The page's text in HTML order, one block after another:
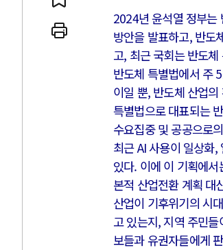
2024년 윤석열 정부는
방안을 발표하고, 반도
고, 최근 국회는 반도
반도체 특별법에서 주
이일 뿐, 반도체 산업
특별법으로 대표되는
수요집중 및 공공으로
최근 AI 사용이 일상화
있다. 이에 이 기획에
본적 산업전환 계획 대
산업이 기후위기의 시
고 있는지, 지역 주민
보들과 유권자들에게
중국 AI, 저
AI 국부펀드
AI 데이터센
AI의 숨은
AI는 어떻게